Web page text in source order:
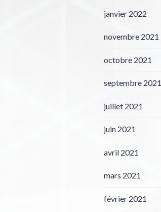
janvier 2022
novembre 2021
octobre 2021
septembre 2021
juillet 2021
juin 2021
avril 2021
mars 2021
février 2021